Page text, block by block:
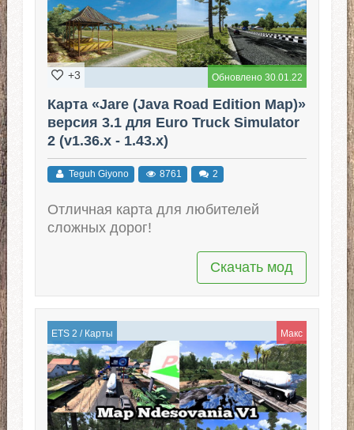
Обновлено 30.01.22
+3
Карта «Jare (Java Road Edition Map)»
версия 3.1 для Euro Truck Simulator
2 (v1.36.x - 1.43.x)
Teguh Giyono 8761 2
Отличная карта для любителей
сложных дорог!
Скачать мод
ETS 2 / Карты Макс